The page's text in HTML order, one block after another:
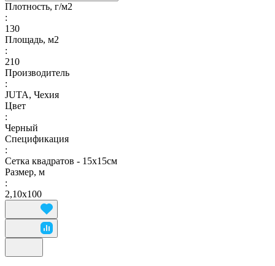
Плотность, г/м2
:
130
Площадь, м2
:
210
Производитель
:
JUTA, Чехия
Цвет
:
Черный
Спецификация
:
Сетка квадратов - 15х15см
Размер, м
:
2,10х100